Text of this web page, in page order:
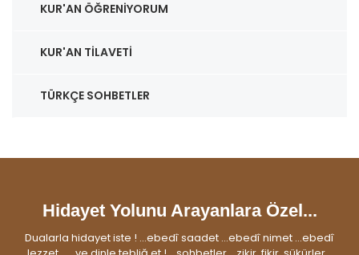
KUR'AN ÖĞRENIYORUM
KUR'AN TILAVETI
TÜRKÇE SOHBETLER
Hidayet Yolunu Arayanlara Özel...
Dualarla hidayet iste ! ...ebedî saadet ...ebedî nimet ...ebedî